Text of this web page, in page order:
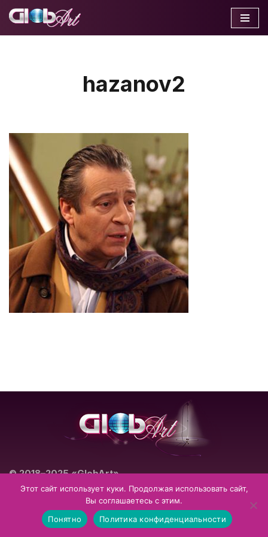
hazanov2
© 2018–2025 «GlobArt»
Театрально-концертное агентство
Impressum
Datenschutzerklärung
Allgemeine Geschäftsbedingungen
Этот сайт использует куки. Продолжая использовать сайт,
Вы соглашаетесь с этим.
Понятно
Политика конфиденциальности